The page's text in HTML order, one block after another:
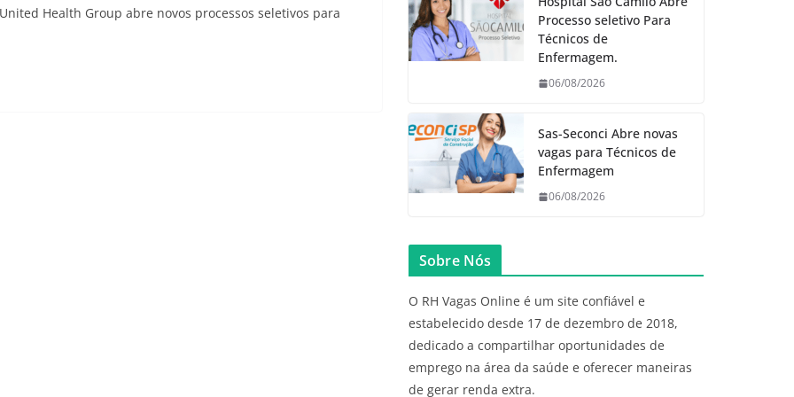
Health Group abre novos processos seletivos para
Processo seletivo Para
Técnicos de
Enfermagem.
06/08/2026
Sas-Seconci Abre novas
vagas para Técnicos de
Enfermagem
06/08/2026
Sobre Nós
O RH Vagas Online é um site confiável e
estabelecido desde 17 de dezembro de 2018,
dedicado a compartilhar oportunidades de
emprego na área da saúde e oferecer maneiras
de gerar renda extra.